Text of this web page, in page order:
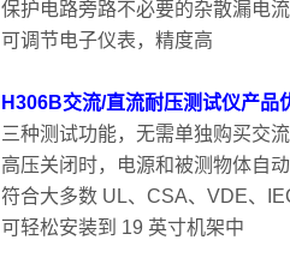
保护电路旁路不必要的杂散漏电流
可调节电子仪表，精度高
H306B交流/直流耐压测试仪产品
三种测试功能，无需单独购买交
高压关闭时，电源和被测物体自
符合大多数 UL、CSA、VDE、
可轻松安装到 19 英寸机架中